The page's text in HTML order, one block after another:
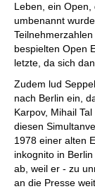
Leben, ein
umbenannt
bespielten Open
letzte, da sich
Zudem lud
nach Berlin ein,
Karpov, Mihail
diesen
1978 einer alten
inkognito in
ab, weil er - zu
an die Presse